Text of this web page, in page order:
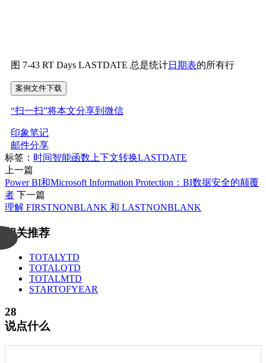
图 7-43 RT Days LASTDATE 总是统计日期表的所有行
案例文件下载
“扫一扫”将本文分享到微信
印象笔记
邮件分享
标签： 时间智能函数 上下文转换LASTDATE
上一篇
Power BI和Microsoft Information Protection：BI数据安全的颠覆
者 下一篇
理解 FIRSTNONBLANK 和 LASTNONBLANK
相关推荐
TOTALYTD
TOTALQTD
TOTALMTD
STARTOFYEAR
28
说点什么